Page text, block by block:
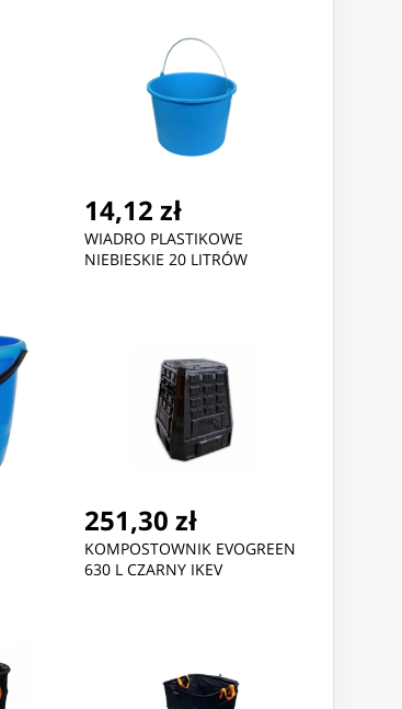
14,12 zł
WIADRO PLASTIKOWE
NIEBIESKIE 20 LITRÓW
251,30 zł
KOMPOSTOWNIK EVOGREEN
630 L CZARNY IKEV